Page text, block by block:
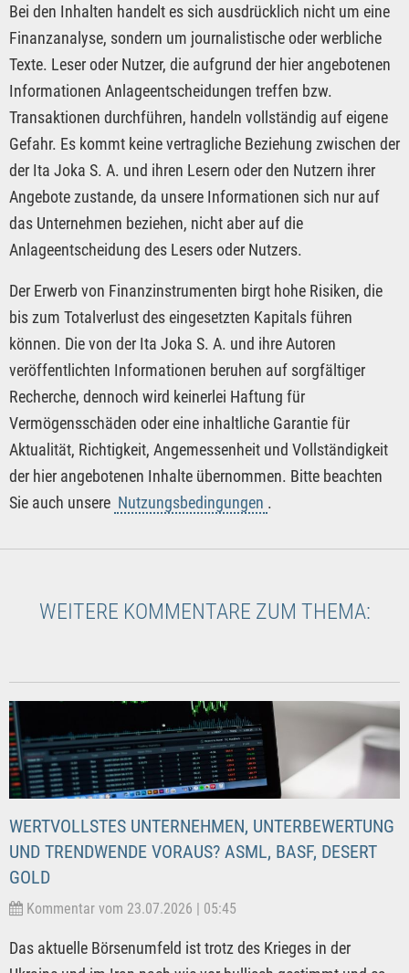
Bei den Inhalten handelt es sich ausdrücklich nicht um eine
Finanzanalyse, sondern um journalistische oder werbliche
Texte. Leser oder Nutzer, die aufgrund der hier angebotenen
Informationen Anlageentscheidungen treffen bzw.
Transaktionen durchführen, handeln vollständig auf eigene
Gefahr. Es kommt keine vertragliche Beziehung zwischen der
der Ita Joka S. A. und ihren Lesern oder den Nutzern ihrer
Angebote zustande, da unsere Informationen sich nur auf
das Unternehmen beziehen, nicht aber auf die
Anlageentscheidung des Lesers oder Nutzers.
Der Erwerb von Finanzinstrumenten birgt hohe Risiken, die
bis zum Totalverlust des eingesetzten Kapitals führen
können. Die von der Ita Joka S. A. und ihre Autoren
veröffentlichten Informationen beruhen auf sorgfältiger
Recherche, dennoch wird keinerlei Haftung für
Vermögensschäden oder eine inhaltliche Garantie für
Aktualität, Richtigkeit, Angemessenheit und Vollständigkeit
der hier angebotenen Inhalte übernommen. Bitte beachten
Sie auch unsere Nutzungsbedingungen .
WEITERE KOMMENTARE ZUM THEMA:
WERTVOLLSTES UNTERNEHMEN, UNTERBEWERTUNG
UND TRENDWENDE VORAUS? ASML, BASF, DESERT
GOLD
Kommentar vom 23.07.2026 | 05:45
Das aktuelle Börsenumfeld ist trotz des Krieges in der